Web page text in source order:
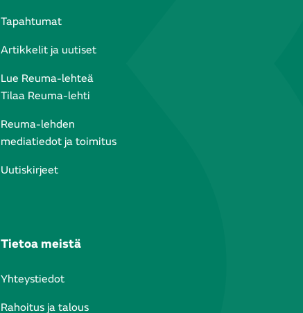
Tapahtumat
Artikkelit ja uutiset
Lue Reuma-lehteä
Tilaa Reuma-lehti
Reuma-lehden
mediatiedot ja toimitus
Uutiskirjeet
Tietoa meistä
Yhteystiedot
Rahoitus ja talous